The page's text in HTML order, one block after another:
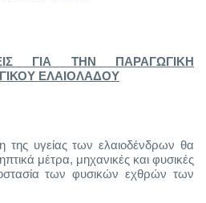
ΓΙΑ ΤΗΝ ΠΑΡΑΓΩΓΙΚΗ
ΕΛΑΙΟΛΑΔΟΥ
της υγείας των ελαιοδένδρων θα
μέτρα, μηχανικές και φυσικές
των φυσικών εχθρών των